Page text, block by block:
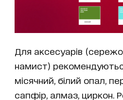
Для аксесуарів
намист)
місячний, білий опал,
сапфір, алмаз, циркон.